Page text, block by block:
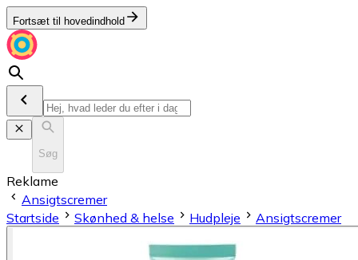
Fortsæt til hovedindhold
Søg
Reklame
Ansigtscremer
Startside
Skønhed & helse Hudpleje Ansigtscremer